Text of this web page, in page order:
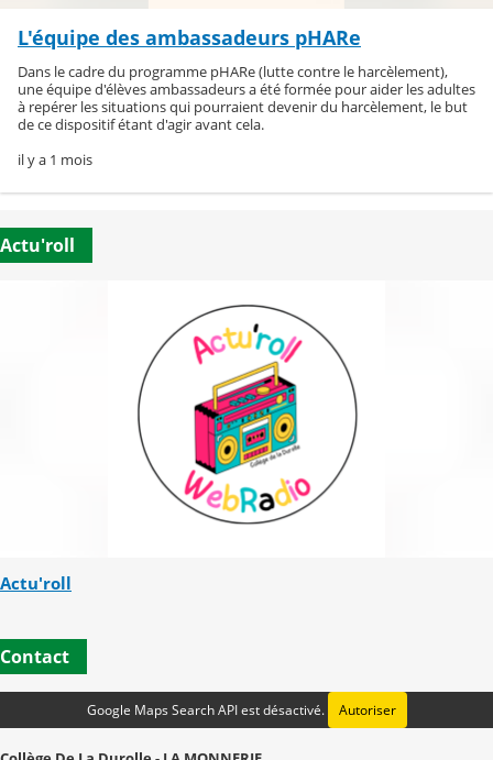
L'équipe des ambassadeurs pHARe
Dans le cadre du programme pHARe (lutte contre le harcèlement),
une équipe d'élèves ambassadeurs a été formée pour aider les adultes
à repérer les situations qui pourraient devenir du harcèlement, le but
de ce dispositif étant d'agir avant cela.
il y a 1 mois
Actu'roll
Actu'roll
Contact
Google Maps Search API est désactivé. Autoriser